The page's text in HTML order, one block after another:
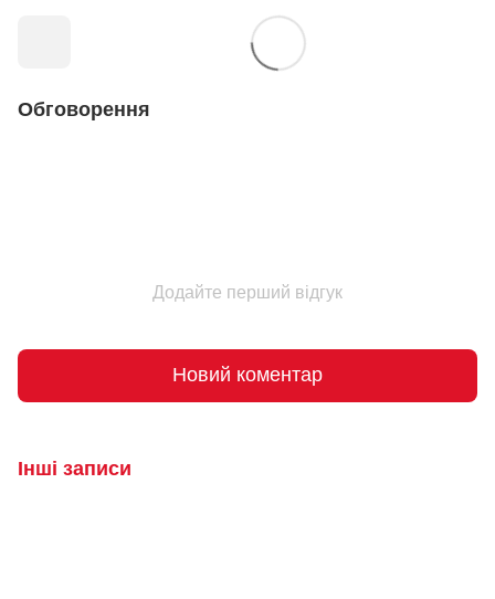
Обговорення
Додайте перший відгук
Новий коментар
Інші записи